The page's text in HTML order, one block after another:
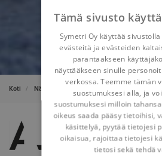
Koti Näkemyksiämme Referenssit
Tämä sivusto
Symetri Oy käyttää
evästeitä ja evästeiden
parantaakseen
näyttääkseen sinulle
verkossa. Teemme tämän
suostumuksesi alla, ja
suostumuksesi milloin
oikeus saada pääsy tietoihisi,
käsittelyä, pyytää tietojesi
oikaisua, rajoittaa tietojesi
tietosi sekä tehdä